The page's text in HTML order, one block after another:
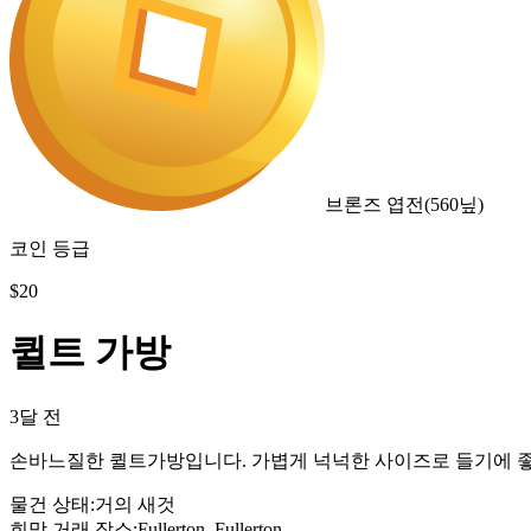
브론즈 엽전(560닢)
코인 등급
$20
퀼트 가방
3달 전
손바느질한 퀼트가방입니다. 가볍게 넉넉한 사이즈로 들기에
물건 상태 :거의 새것